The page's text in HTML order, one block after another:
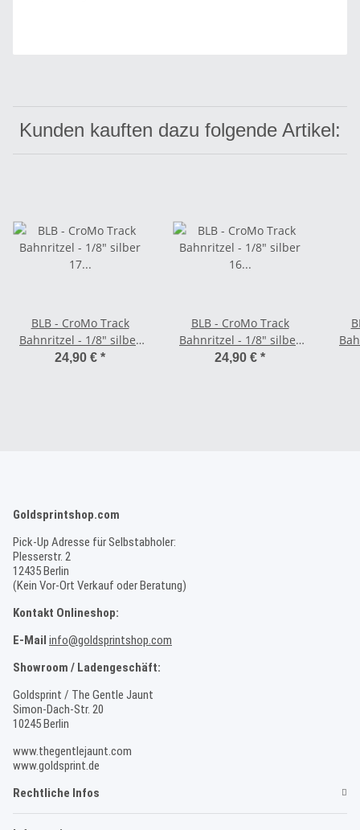
Kunden kauften dazu folgende Artikel:
BLB - CroMo Track
Bahnritzel - 1/8" silber
17 Zähne
24,90 € *
BLB - CroMo Track
Bahnritzel - 1/8" silber
16 Zähne
24,90 € *
Goldsprintshop.com
Pick-Up Adresse für Selbstabholer:
Plesserstr. 2
12435 Berlin
(Kein Vor-Ort Verkauf oder Beratung)
Kontakt Onlineshop:
E-Mail info@goldsprintshop.com
Showroom / Ladengeschäft:
Goldsprint / The Gentle Jaunt
Simon-Dach-Str. 20
10245 Berlin
www.thegentlejaunt.com
www.goldsprint.de
Rechtliche Infos